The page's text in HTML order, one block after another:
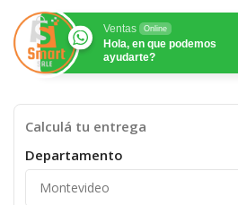
Ventas Online
Hola, en que podemos
ayudarte?
Calculá tu entrega
Departamento